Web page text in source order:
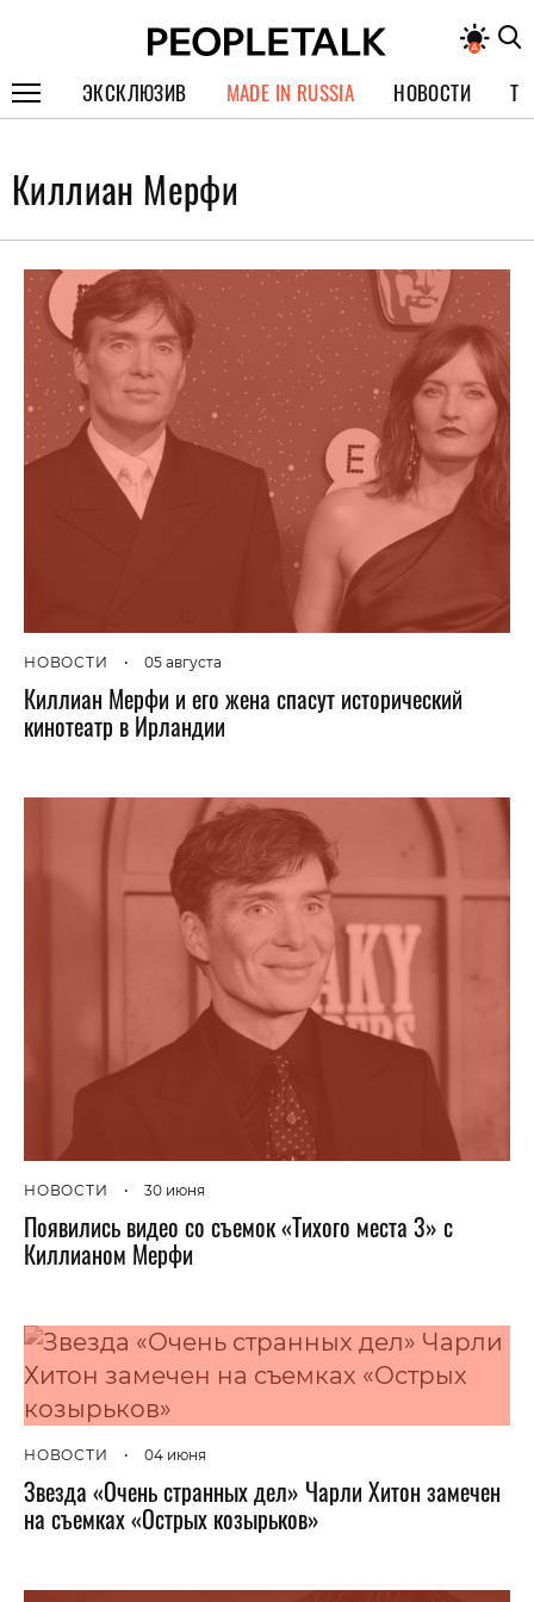
ЭКСКЛЮЗИВ
СПЕЦПРОЕКТЫ
ИНТЕРВЬЮ
ПОКОЛЕНИЕ
MADE IN RUSSIA НОВОСТИ
Киллиан Мерфи
НОВОСТИ • 05 августа
Киллиан Мерфи и его жена спасут исторический
кинотеатр в Ирландии
НОВОСТИ • 30 июня
Появились видео со съемок «Тихого места 3» с
Киллианом Мерфи
НОВОСТИ • 04 июня
Звезда «Очень странных дел» Чарли Хитон замечен
на съемках «Острых козырьков»